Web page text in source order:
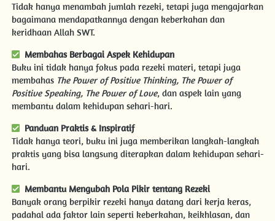
Tidak hanya menambah jumlah rezeki, tetapi juga mengajarkan
bagaimana mendapatkannya dengan keberkahan dan
keridhaan Allah SWT.
Membahas Berbagai Aspek Kehidupan
Buku ini tidak hanya fokus pada rezeki materi, tetapi juga
membahas The Power of Positive Thinking, The Power of
Positive Speaking, The Power of Love, dan aspek lain yang
membantu dalam kehidupan sehari-hari.
Panduan Praktis & Inspiratif
Tidak hanya teori, buku ini juga memberikan langkah-langkah
praktis yang bisa langsung diterapkan dalam kehidupan sehari-
hari.
Membantu Mengubah Pola Pikir tentang Rezeki
Banyak orang berpikir rezeki hanya datang dari kerja keras,
padahal ada faktor lain seperti keberkahan, keikhlasan, dan